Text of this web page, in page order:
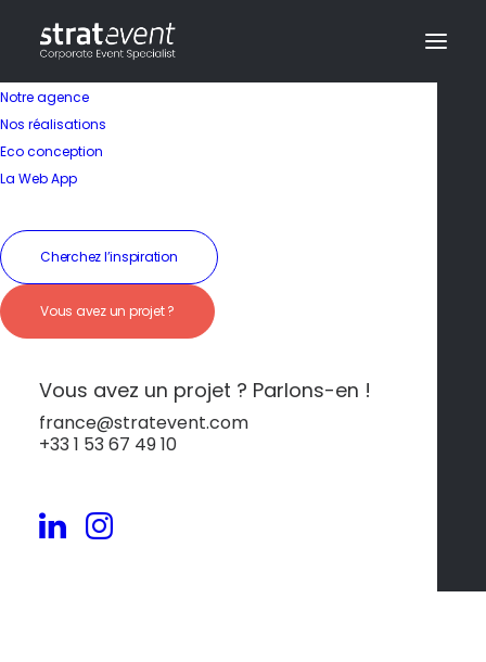
Notre agence
Nos réalisations
Eco conception
La Web App
Cherchez l’inspiration
Vous avez un projet ?
Vous avez un projet ? Parlons-en !
france@stratevent.com
+33 1 53 67 49 10
Escapade raffiné et
bien-être en Touraine